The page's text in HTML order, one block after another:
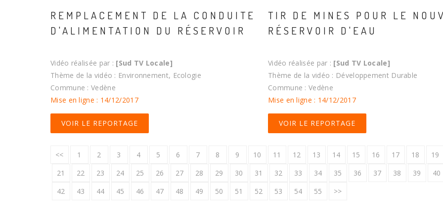
REMPLACEMENT DE LA CONDUITE
D'ALIMENTATION DU RÉSERVOIR
Vidéo réalisée par : [Sud TV Locale]
Thème de la vidéo : Environnement, Ecologie
Commune : Vedène
Mise en ligne : 14/12/2017
VOIR LE REPORTAGE
TIR DE MINES POUR LE
RÉSERVOIR D'EAU
Vidéo réalisée par : [Sud TV Locale]
Thème de la vidéo : Développement Durable
Commune : Vedène
Mise en ligne : 14/12/2017
VOIR LE REPORTAGE
<< 1 2 3 4 5 6 7 8 9 10 11 12 13 14 15 16 17 18 19
21
22 23 24 25 26 27 28 29 30 31 32 33 34 35 36 37 38 39 40
42
43 44 45 46 47 48 49 50 51 52 53 54 55 >>